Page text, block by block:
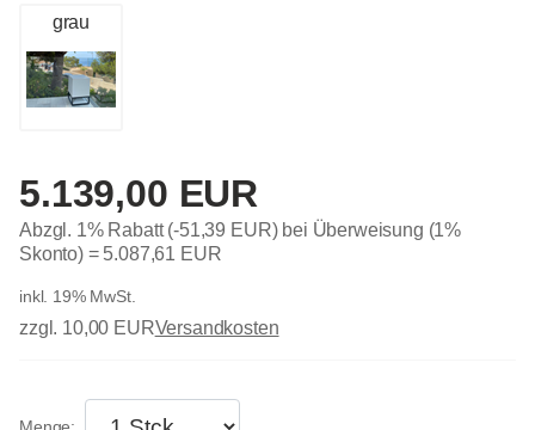
grau
5.139,00 EUR
Abzgl. 1% Rabatt (-51,39 EUR) bei Überweisung (1%
Skonto) = 5.087,61 EUR
inkl. 19% MwSt.
zzgl. 10,00 EURVersandkosten